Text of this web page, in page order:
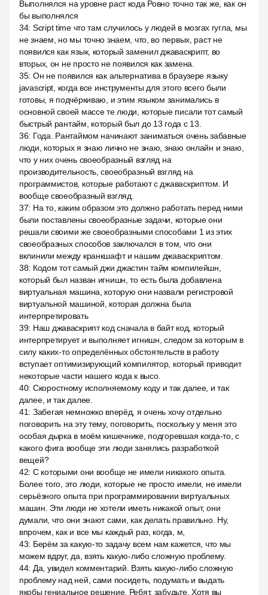
Выполнялся на уровне раст кода Ровно точно так же, как он
бы выполнялся
34: Script time что там случилось у людей в мозгах гугла, мы
не знаем, но мы точно знаем, что, во первых, раст не
появился как язык, который заменил джаваскрипт, во
вторых, он не просто не появился как замена.
35: Он не появился как альтернатива в браузере языку
javascript, когда все инструменты для этого всего были
готовы, я подчёркиваю, и этим языком занимались в
основной своей массе те люди, которые писали тот самый
быстрый рантайм, который был до 13 года с 13.
36: Года. Рантаймом начинают заниматься очень забавные
люди, которых я знаю лично не знаю, знаю онлайн и знаю,
что у них очень своеобразный взгляд на
производительность, своеобразный взгляд на
программистов, которые работают с джаваскриптом. И
вообще своеобразный взгляд.
37: На то, каким образом это должно работать перед ними
были поставлены своеобразные задачи, которые они
решали своими же своеобразными способами 1 из этих
своеобразных способов заключался в том, что они
вклинили между кранкшафт и нашим джаваскриптом.
38: Кодом тот самый джи джастин тайм компилейшн,
который был назван игнишн, то есть была добавлена
виртуальная машина, которую они назвали регистровой
виртуальной машиной, которая должна была
интерпретировать
39: Наш джаваскрипт код сначала в байт код, который
интерпретирует и выполняет игнишн, следом за которым в
силу каких-то определённых обстоятельств в работу
вступает оптимизирующий компилятор, который приводит
некоторые части нашего кода к высо.
40: Скоростному исполняемому коду и так далее, и так
далее, и так далее.
41: Забегая немножко вперёд, я очень хочу отдельно
поговорить на эту тему, поговорить, поскольку у меня это
особая дырка в моём кишечнике, подгоревшая когда-то, с
какого фига вообще эти люди занялись разработкой
вещей?
42: С которыми они вообще не имели никакого опыта.
Более того, это люди, которые не просто имели, не имели
серьёзного опыта при программировании виртуальных
машин. Эти люди не хотели иметь никакой опыт, они
думали, что они знают сами, как делать правильно. Ну,
впрочем, как и все мы каждый раз, когда, м,
43: Берём за какую-то задачу всем нам кажется, что мы
можем вдруг, да, взять какую-либо сложную проблему.
44: Да, увидел комментарий. Взять какую-либо сложную
проблему над ней, сами посидеть, подумать и выдать
якобы гениальное решение. Ребят, забудьте. Хотя вы